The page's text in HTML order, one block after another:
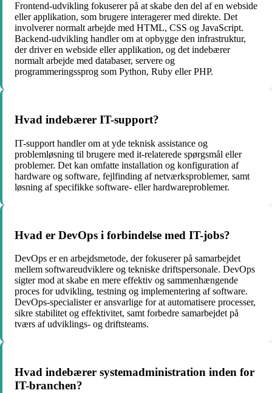
Frontend-udvikling fokuserer på at skabe den del af en webside
eller applikation, som brugere interagerer med direkte. Det
involverer normalt arbejde med HTML, CSS og JavaScript.
Backend-udvikling handler om at opbygge den infrastruktur,
der driver en webside eller applikation, og det indebærer
normalt arbejde med databaser, servere og
programmeringssprog som Python, Ruby eller PHP.
Hvad indebærer IT-support?
IT-support handler om at yde teknisk assistance og
problemløsning til brugere med it-relaterede spørgsmål eller
problemer. Det kan omfatte installation og konfiguration af
hardware og software, fejlfinding af netværksproblemer, samt
løsning af specifikke software- eller hardwareproblemer.
Hvad er DevOps i forbindelse med IT-jobs?
DevOps er en arbejdsmetode, der fokuserer på samarbejdet
mellem softwareudviklere og tekniske driftspersonale. DevOps
sigter mod at skabe en mere effektiv og sammenhængende
proces for udvikling, testning og implementering af software.
DevOps-specialister er ansvarlige for at automatisere processer,
sikre stabilitet og effektivitet, samt forbedre samarbejdet på
tværs af udviklings- og driftsteams.
Hvad indebærer systemadministration inden for
IT-branchen?